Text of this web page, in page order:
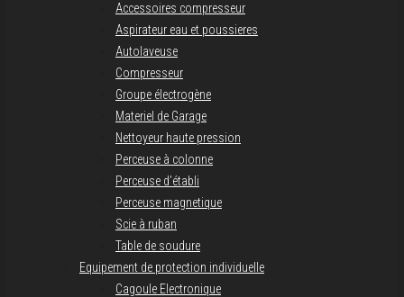
Accessoires compresseur
Aspirateur eau et poussieres
Autolaveuse
Compresseur
Groupe électrogène
Materiel de Garage
Nettoyeur haute pression
Perceuse à colonne
Perceuse d’établi
Perceuse magnetique
Scie à ruban
Table de soudure
Equipement de protection individuelle
Cagoule Electronique